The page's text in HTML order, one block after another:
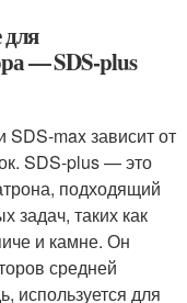
— SDS-plus
max зависит от
SDS-plus — это
подходящий
задач, таких как
и камне. Он
средней
используется для